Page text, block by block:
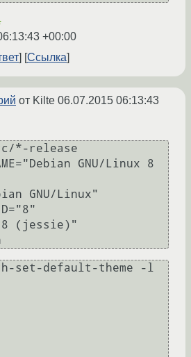
+00:00
Ссылка
от Kilte 06.07.2015 06:13:43
*-release
GNU/Linux 8
GNU/Linux"
(jessie)"
set-default-theme -l